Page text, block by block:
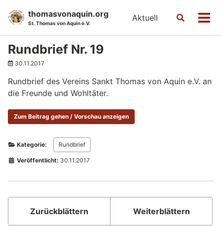
thomasvonaquin.org
St. Thomas von Aquin e.V.
Aktuell
Toggle
Rundbrief Nr. 19
30.11.2017
Rundbrief des Vereins Sankt Thomas von Aquin e.V. an
die Freunde und Wohltäter.
Zum Beitrag gehen / Vorschau anzeigen
Kategorie: Rundbrief
Veröffentlicht: 30.11.2017
Zurückblättern Weiterblättern